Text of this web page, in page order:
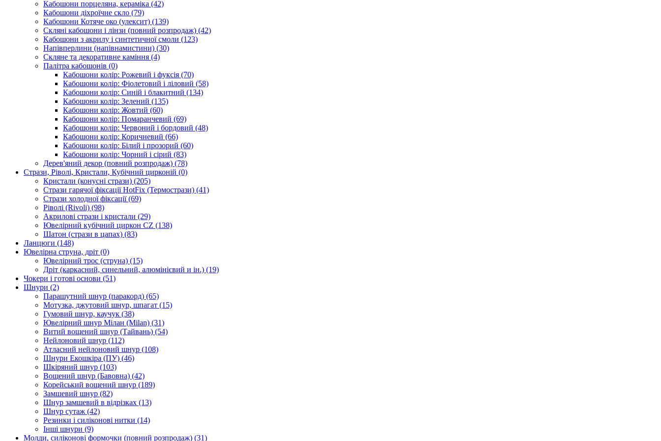
Кабошони порцеляна, кераміка (42)
Кабошони діхроїчне скло (79)
Кабошони Котяче око (улексит) (139)
Скляні кабошони і лінзи (повний розпродаж) (42)
Кабошони з акрилу і синтетичної смоли (123)
Напівперлини (напівнамистини) (30)
Скляне та декоративне каміння (4)
Палітра кабошонів (0)
Кабошони колір: Рожевий і фуксія (70)
Кабошони колір: Фіолетовий і ліловий (58)
Кабошони колір: Синій і блакитний (134)
Кабошони колір: Зелений (135)
Кабошони колір: Жовтий (60)
Кабошони колір: Помаранчевий (69)
Кабошони колір: Червоний і бордовий (48)
Кабошони колір: Коричневий (66)
Кабошони колір: Білий і прозорий (60)
Кабошони колір: Чорний і сірий (83)
Дерев'яний декор (повний розпродаж) (78)
Стрази, Ріволі, Кристали, Кубічний цирконій (0)
Кристали (конусні стрази) (205)
Стрази гарячої фіксації HotFix (Термострази) (41)
Стрази холодної фіксації(69)
Ріволі (Rivoli) (98)
Акрилові стрази і кристали (29)
Ювелірний кубічний циркон CZ (138)
Шатон (стрази в цапах) (83)
Ланцюги (148)
Ювелірна струна, дріт (0)
Ювелірний трос (струна) (15)
Дріт (каркасний, синельний, алюмінієвий и ін.) (19)
Чокери і готові основи (51)
Шнури (2)
Парашутний шнур (паракорд) (65)
Мотузка, джутовий шнур, шпагат (15)
Гумовий шнур, каучук (38)
Ювелірний шнур Мілан (Milan) (31)
Витий вощений шнур (Тайвань) (54)
Нейлоновий шнур (112)
Атласний нейлоновий шнур (108)
Шнури Екошкіра (ПУ) (46)
Шкіряний шнур (103)
Вощений шнур (Бавовна) (42)
Корейський вощений шнур (189)
Замшевий шнур (82)
Шнур замшевий в відрізках (13)
Шнур сутаж (42)
Резинки і силіконові нитки (14)
Інші шнури (9)
Молди, силіконові формочки (повний розпродаж) (31)